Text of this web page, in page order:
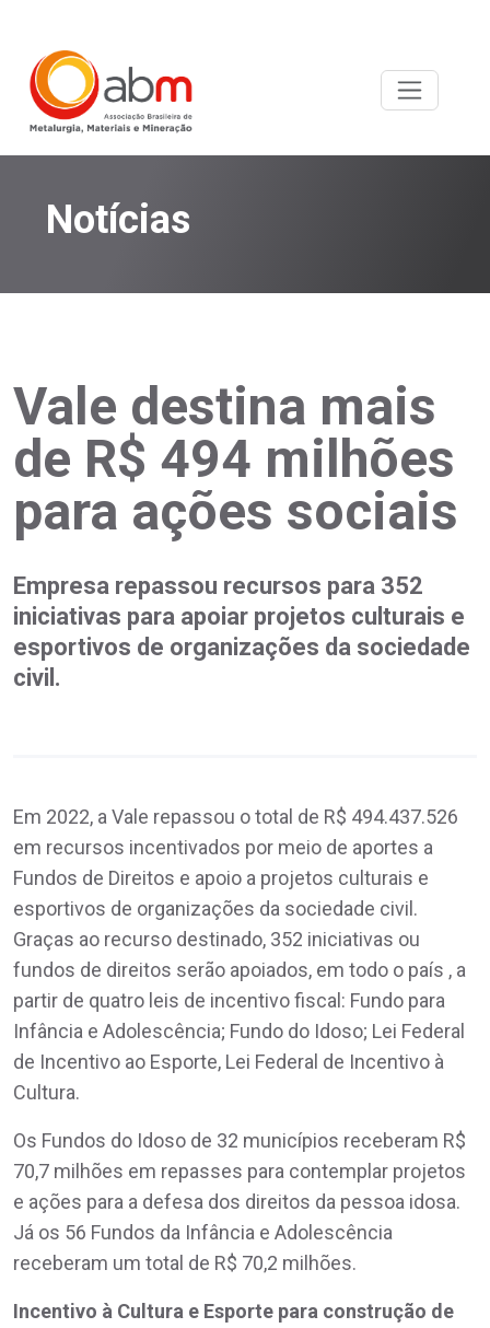
Notícias
Vale destina mais
de R$ 494 milhões
para ações sociais
Empresa repassou recursos para 352
iniciativas para apoiar projetos culturais e
esportivos de organizações da sociedade
civil.
Em 2022, a Vale repassou o total de R$ 494.437.526
em recursos incentivados por meio de aportes a
Fundos de Direitos e apoio a projetos culturais e
esportivos de organizações da sociedade civil.
Graças ao recurso destinado, 352 iniciativas ou
fundos de direitos serão apoiados, em todo o país , a
partir de quatro leis de incentivo fiscal: Fundo para
Infância e Adolescência; Fundo do Idoso; Lei Federal
de Incentivo ao Esporte, Lei Federal de Incentivo à
Cultura.
Os Fundos do Idoso de 32 municípios receberam R$
70,7 milhões em repasses para contemplar projetos
e ações para a defesa dos direitos da pessoa idosa.
Já os 56 Fundos da Infância e Adolescência
receberam um total de R$ 70,2 milhões.
Incentivo à Cultura e Esporte para construção de